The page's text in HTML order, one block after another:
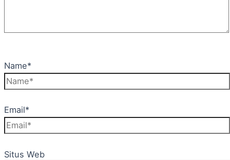
Name*
Email*
Situs Web